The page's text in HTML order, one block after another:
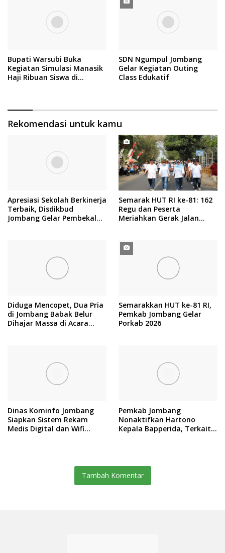
Bupati Warsubi Buka
Kegiatan Simulasi Manasik
Haji Ribuan Siswa di
SDN Ngumpul Jombang
Gelar Kegiatan Outing
Class Edukatif
Rekomendasi untuk kamu
Apresiasi Sekolah Berkinerja
Terbaik, Disdikbud
Jombang Gelar Pembekalan
Semarak HUT RI ke-81: 162
Regu dan Peserta
Meriahkan Gerak Jalan
Diduga Mencopet, Dua Pria
di Jombang Babak Belur
Dihajar Massa di Acara
Semarakkan HUT ke-81 RI,
Pemkab Jombang Gelar
Porkab 2026
Dinas Kominfo Jombang
Siapkan Sistem Rekam
Medis Digital dan Wifi
Pemkab Jombang
Nonaktifkan Hartono
Kepala Bapperida, Terkait
Tambah Komentar